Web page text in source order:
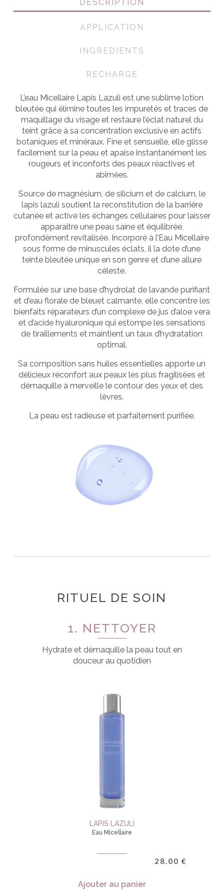
DESCRIPTION
APPLICATION
INGREDIENTS
RECHARGE
L’eau Micellaire Lapis Lazuli est une sublime lotion
bleutée qui élimine toutes les impuretés et traces de
maquillage du visage et restaure l’éclat naturel du
teint grâce à sa concentration exclusive en actifs
botaniques et minéraux. Fine et sensuelle, elle glisse
facilement sur la peau et apaise instantanément les
rougeurs et inconforts des peaux réactives et
abîmées.
Source de magnésium, de silicium et de calcium, le
lapis lazuli soutient la reconstitution de la barrière
cutanée et active les échanges cellulaires pour laisser
apparaître une peau saine et équilibrée,
profondément revitalisée. Incorporé à l’Eau Micellaire
sous forme de minuscules éclats, il la dote d’une
teinte bleutée unique en son genre et d’une allure
céleste.
Formulée sur une base d’hydrolat de lavande purifiant
et d’eau florale de bleuet calmante, elle concentre les
bienfaits réparateurs d’un complexe de jus d’aloe vera
et d’acide hyaluronique qui estompe les sensations
de tiraillements et maintient un taux d’hydratation
optimal.
Sa composition sans huiles essentielles apporte un
délicieux réconfort aux peaux les plus fragilisées et
démaquille à merveille le contour des yeux et des
lèvres.
La peau est radieuse et parfaitement purifiée.
RITUEL DE SOIN
1. NETTOYER
Hydrate et démaquille la peau tout en
douceur au quotidien
LAPIS LAZULI
Eau Micellaire
28.00 €
Ajouter au panier